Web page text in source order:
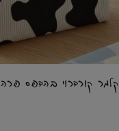
קלמר קורדרוי בהדפס פרה